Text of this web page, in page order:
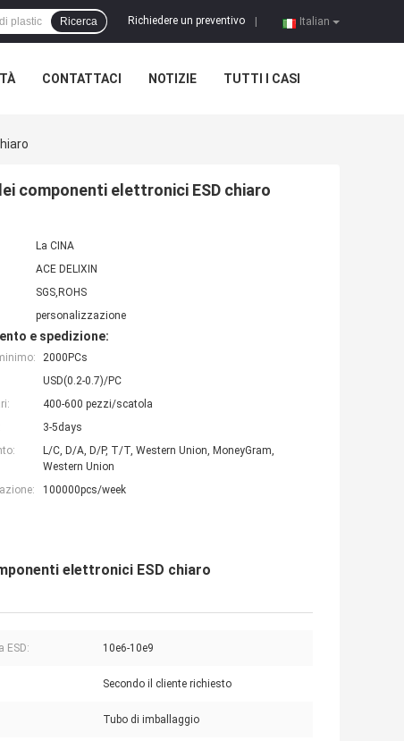
Italian
Richiedere un preventivo
Ricerca
CONTATTACI NOTIZIE TUTTI I CASI
componenti elettronici ESD chiaro
La CINA
ACE DELIXIN
SGS,ROHS
personalizzazione
e spedizione:
2000PCs
USD(0.2-0.7)/PC
400-600 pezzi/scatola
3-5days
L/C, D/A, D/P, T/T, Western Union, MoneyGram,
Western Union
100000pcs/week
elettronici ESD chiaro
ESD: 10e6-10e9
Secondo il cliente richiesto
Tubo di imballaggio